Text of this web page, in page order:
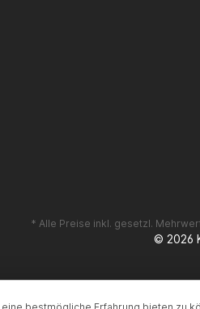
* Alle Preise inkl. gesetzl.
© 2026